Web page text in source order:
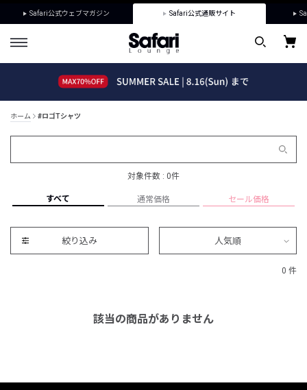
Safari公式ウェブマガジン Safari公式通販サイト
ホーム #ロゴTシャツ
対象件数 : 0件
すべて 通常価格 セール価格
絞り込み 人気順
0 件
該当の商品がありません